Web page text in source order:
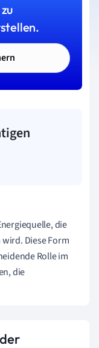
die
Diese Form
Rolle im
die